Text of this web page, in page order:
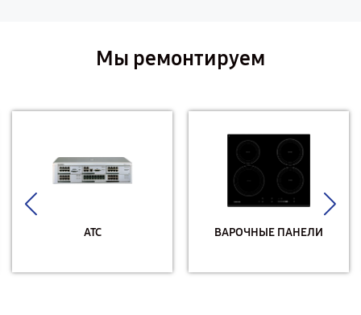
Мы ремонтируем
АТС ВАРОЧНЫЕ ПАНЕЛИ